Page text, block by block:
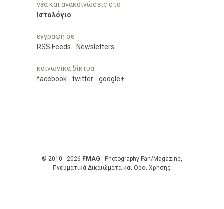
νέα και ανακοινώσεις στο
Ιστολόγιο
εγγραφή σε
RSS Feeds - Newsletters
κοινωνικά δίκτυα
facebook - twitter - google+
© 2010 - 2026 FMAG - Photography Fan/Magazine,
Πνευματικά Δικαιώματα και Όροι Χρήσης